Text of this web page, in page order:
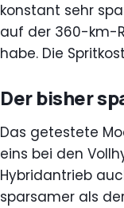
konstant sehr
auf der 360-km-
habe. Die
Der bisher
Das getestete
eins bei den
Hybridantrieb
sparsamer als